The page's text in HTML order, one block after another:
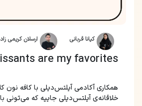
کیانا قربانی ارسلان کریمی
are my favorites!
خلاقانه‌ی آیلتس‌دیلی جاییه که می‌تونی